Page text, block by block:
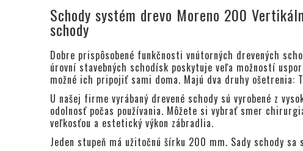
Schody systém drevo Moreno 200
schody
Dobre prispôsobené funkčnosti vnútorných drevených
úrovní stavebných schodísk poskytuje veľa možností
možné ich pripojiť sami doma. Majú dva druhy ošetrenia:
U našej firme vyrábaný drevené schody sú vyrobené z
odolnosť počas používania. Môžete si vybrať smer
veľkosťou a estetický výkon zábradlia.
Jeden stupeň má užitočnú šírku 200 mm. Sady schody